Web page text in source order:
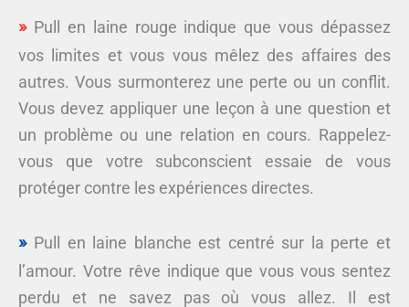
Pull en laine rouge indique que vous dépassez
vos limites et vous vous mêlez des affaires des
autres. Vous surmonterez une perte ou un conflit.
Vous devez appliquer une leçon à une question et
un problème ou une relation en cours. Rappelez-
vous que votre subconscient essaie de vous
protéger contre les expériences directes.
Pull en laine blanche est centré sur la perte et
l’amour. Votre rêve indique que vous vous sentez
perdu et ne savez pas où vous allez. Il est